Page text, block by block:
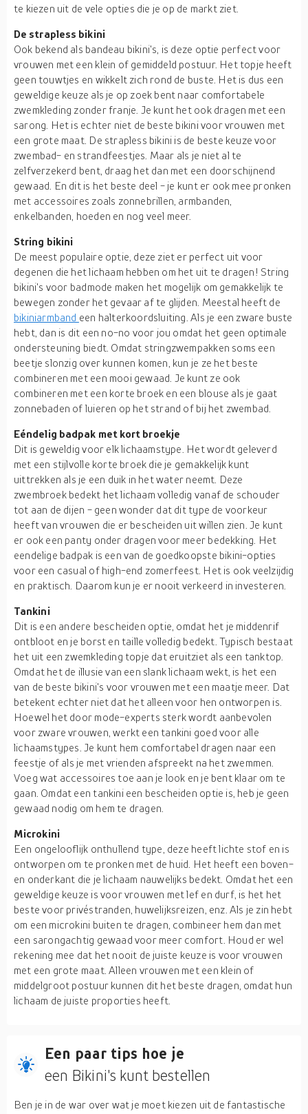
te kiezen uit de vele opties die je op de markt ziet.
De strapless bikini
Ook bekend als bandeau bikini's, is deze optie perfect voor
vrouwen met een klein of gemiddeld postuur. Het topje heeft
geen touwtjes en wikkelt zich rond de buste. Het is dus een
geweldige keuze als je op zoek bent naar comfortabele
zwemkleding zonder franje. Je kunt het ook dragen met een
sarong. Het is echter niet de beste bikini voor vrouwen met
een grote maat. De strapless bikini is de beste keuze voor
zwembad- en strandfeestjes. Maar als je niet al te
zelfverzekerd bent, draag het dan met een doorschijnend
gewaad. En dit is het beste deel - je kunt er ook mee pronken
met accessoires zoals zonnebrillen, armbanden,
enkelbanden, hoeden en nog veel meer.
String bikini
De meest populaire optie, deze ziet er perfect uit voor
degenen die het lichaam hebben om het uit te dragen! String
bikini's voor badmode maken het mogelijk om gemakkelijk te
bewegen zonder het gevaar af te glijden. Meestal heeft de
bikiniarmband een halterkoordsluiting. Als je een zware buste
hebt, dan is dit een no-no voor jou omdat het geen optimale
ondersteuning biedt. Omdat stringzwempakken soms een
beetje slonzig over kunnen komen, kun je ze het beste
combineren met een mooi gewaad. Je kunt ze ook
combineren met een korte broek en een blouse als je gaat
zonnebaden of luieren op het strand of bij het zwembad.
Eéndelig badpak met kort broekje
Dit is geweldig voor elk lichaamstype. Het wordt geleverd
met een stijlvolle korte broek die je gemakkelijk kunt
uittrekken als je een duik in het water neemt. Deze
zwembroek bedekt het lichaam volledig vanaf de schouder
tot aan de dijen - geen wonder dat dit type de voorkeur
heeft van vrouwen die er bescheiden uit willen zien. Je kunt
er ook een panty onder dragen voor meer bedekking. Het
eendelige badpak is een van de goedkoopste bikini-opties
voor een casual of high-end zomerfeest. Het is ook veelzijdig
en praktisch. Daarom kun je er nooit verkeerd in investeren.
Tankini
Dit is een andere bescheiden optie, omdat het je middenrif
ontbloot en je borst en taille volledig bedekt. Typisch bestaat
het uit een zwemkleding topje dat eruitziet als een tanktop.
Omdat het de illusie van een slank lichaam wekt, is het een
van de beste bikini's voor vrouwen met een maatje meer. Dat
betekent echter niet dat het alleen voor hen ontworpen is.
Hoewel het door mode-experts sterk wordt aanbevolen
voor zware vrouwen, werkt een tankini goed voor alle
lichaamstypes. Je kunt hem comfortabel dragen naar een
feestje of als je met vrienden afspreekt na het zwemmen.
Voeg wat accessoires toe aan je look en je bent klaar om te
gaan. Omdat een tankini een bescheiden optie is, heb je geen
gewaad nodig om hem te dragen.
Microkini
Een ongelooflijk onthullend type, deze heeft lichte stof en is
ontworpen om te pronken met de huid. Het heeft een boven-
en onderkant die je lichaam nauwelijks bedekt. Omdat het een
geweldige keuze is voor vrouwen met lef en durf, is het het
beste voor privéstranden, huwelijksreizen, enz. Als je zin hebt
om een microkini buiten te dragen, combineer hem dan met
een sarongachtig gewaad voor meer comfort. Houd er wel
rekening mee dat het nooit de juiste keuze is voor vrouwen
met een grote maat. Alleen vrouwen met een klein of
middelgroot postuur kunnen dit het beste dragen, omdat hun
lichaam de juiste proporties heeft.
Een paar tips hoe je
een Bikini's kunt bestellen
Ben je in de war over wat je moet kiezen uit de fantastische